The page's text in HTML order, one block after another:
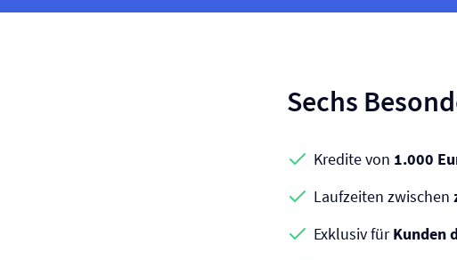
Sechs
Kredite von 1.000
Laufzeiten zwischen
Exklusiv fürKunden